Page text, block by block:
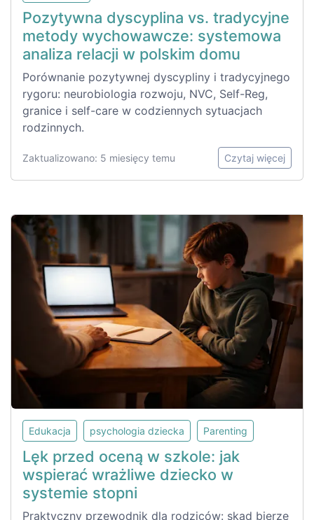
Pozytywna dyscyplina vs. tradycyjne
metody wychowawcze: systemowa
analiza relacji w polskim domu
Porównanie pozytywnej dyscypliny i tradycyjnego
rygoru: neurobiologia rozwoju, NVC, Self-Reg,
granice i self-care w codziennych sytuacjach
rodzinnych.
Zaktualizowano: 5 miesięcy temu Czytaj więcej
Edukacja psychologia dziecka Parenting
Lęk przed oceną w szkole: jak
wspierać wrażliwe dziecko w
systemie stopni
Praktyczny przewodnik dla rodziców: skąd bierze